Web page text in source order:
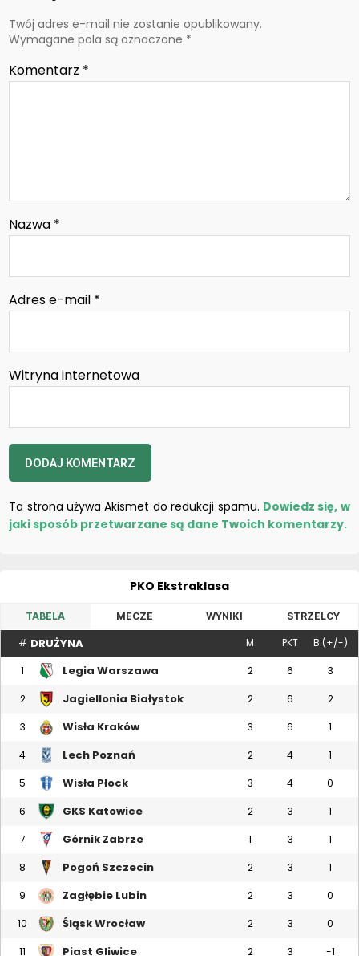
Twój adres e-mail nie zostanie opublikowany.
Wymagane pola są oznaczone *
Komentarz *
Nazwa *
Adres e-mail *
Witryna internetowa
Ta strona używa Akismet do redukcji spamu. Dowiedz się, w
jaki sposób przetwarzane są dane Twoich komentarzy.
PKO Ekstraklasa
TABELA MECZE WYNIKI STRZELCY
# DRUŻYNA M PKT B (+/-)
1 Legia Warszawa 2 6 3
2 Jagiellonia Białystok 2 6 2
3 Wisła Kraków 3 6 1
4 Lech Poznań 2 4 1
5 Wisła Płock 3 4 0
6 GKS Katowice 2 3 1
7 Górnik Zabrze 1 3 1
8 Pogoń Szczecin 2 3 1
9 Zagłębie Lubin 2 3 0
10 Śląsk Wrocław 2 3 0
11 Piast Gliwice 2 3 -1